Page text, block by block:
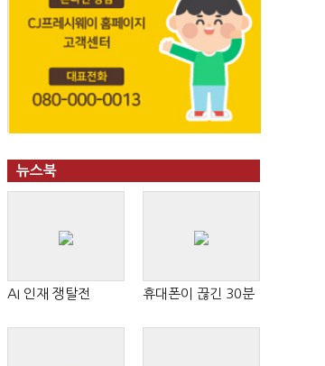
뉴스북
AI 인재 쟁탈전 휴대폰이 끊긴 30분